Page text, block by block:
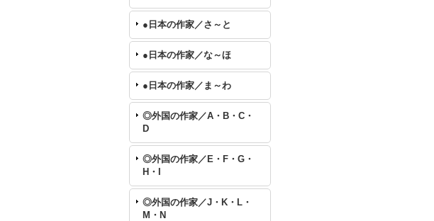
●日本の作家／さ～と
●日本の作家／な～ほ
●日本の作家／ま～わ
◎外国の作家／A・B・C・
D
◎外国の作家／E・F・G・
H・I
◎外国の作家／J・K・L・
M・N